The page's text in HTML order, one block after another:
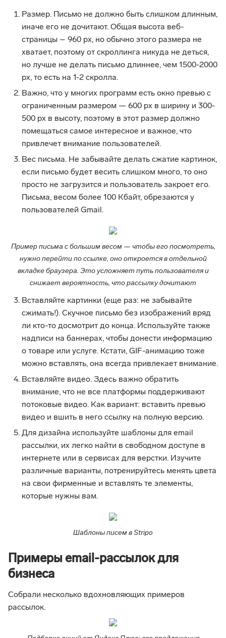
Размер. Письмо не должно быть слишком длинным,
иначе его не дочитают. Общая высота веб-
страницы – 960 px, но обычно этого размера не
хватает, поэтому от скроллинга никуда не деться,
но лучше не делать письмо длиннее, чем 1500-2000
px, то есть на 1-2 скролла.
Важно, что у многих программ есть окно превью с
ограниченным размером — 600 px в ширину и 300-
500 px в высоту, поэтому в этот размер должно
помещаться самое интересное и важное, что
привлечет внимание пользователей.
Вес письма. Не забывайте делать сжатие картинок,
если письмо будет весить слишком много, то оно
просто не загрузится и пользователь закроет его.
Письма, весом более 100 Кбайт, обрезаются у
пользователей Gmail.
Пример письма с большим весом — чтобы его посмотреть,
нужно перейти по ссылке, оно откроется в отдельной
вкладке браузера. Это усложняет путь пользователя и
снижает вероятность, что рассылку дочитают
Вставляйте картинки (еще раз: не забывайте
сжимать!). Скучное письмо без изображений вряд
ли кто-то досмотрит до конца. Используйте также
надписи на баннерах, чтобы донести информацию
о товаре или услуге. Кстати, GIF-анимацию тоже
можно вставлять, она всегда привлекает внимание.
Вставляйте видео. Здесь важно обратить
внимание, что не все платформы поддерживают
потоковые видео. Как вариант: вставить превью
видео и вшить в него ссылку на полную версию.
Для дизайна используйте шаблоны для email
рассылки, их легко найти в свободном доступе в
интернете или в сервисах для верстки. Изучите
различные варианты, потренируйтесь менять цвета
на свои фирменные и вставлять те элементы,
которые нужны вам.
Шаблоны писем в Stripo
Примеры email-рассылок для
бизнеса
Собрали несколько вдохновляющих примеров
рассылок.